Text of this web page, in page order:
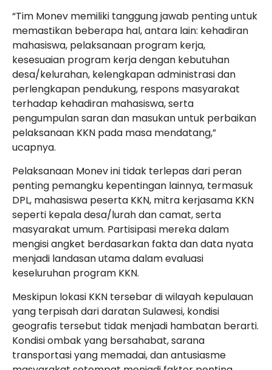
“Tim Monev memiliki tanggung jawab penting untuk
memastikan beberapa hal, antara lain: kehadiran
mahasiswa, pelaksanaan program kerja,
kesesuaian program kerja dengan kebutuhan
desa/kelurahan, kelengkapan administrasi dan
perlengkapan pendukung, respons masyarakat
terhadap kehadiran mahasiswa, serta
pengumpulan saran dan masukan untuk perbaikan
pelaksanaan KKN pada masa mendatang,”
ucapnya.
Pelaksanaan Monev ini tidak terlepas dari peran
penting pemangku kepentingan lainnya, termasuk
DPL, mahasiswa peserta KKN, mitra kerjasama KKN
seperti kepala desa/lurah dan camat, serta
masyarakat umum. Partisipasi mereka dalam
mengisi angket berdasarkan fakta dan data nyata
menjadi landasan utama dalam evaluasi
keseluruhan program KKN.
Meskipun lokasi KKN tersebar di wilayah kepulauan
yang terpisah dari daratan Sulawesi, kondisi
geografis tersebut tidak menjadi hambatan berarti.
Kondisi ombak yang bersahabat, sarana
transportasi yang memadai, dan antusiasme